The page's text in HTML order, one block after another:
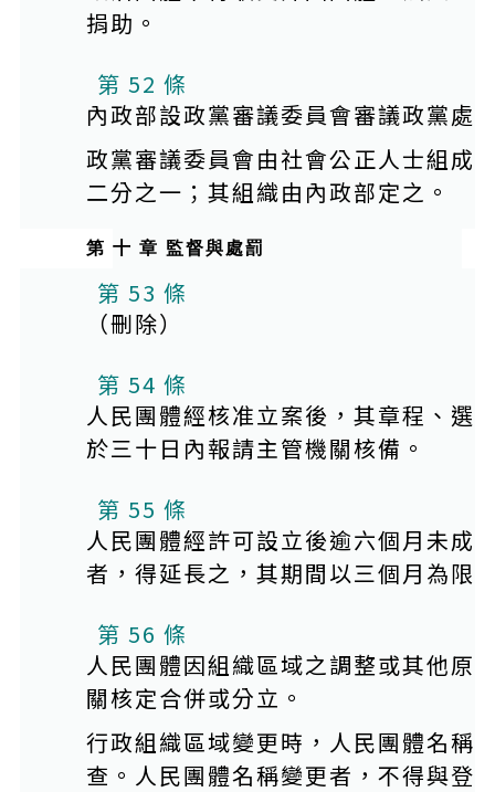
捐助。
第 52 條
內政部設政黨審議委員會審議政黨處
政黨審議委員會由社會公正人士組成
二分之一；其組織由內政部定之。
第 十 章 監督與處罰
第 53 條
（刪除）
第 54 條
人民團體經核准立案後，其章程、選
於三十日內報請主管機關核備。
第 55 條
人民團體經許可設立後逾六個月未成
者，得延長之，其期間以三個月為限
第 56 條
人民團體因組織區域之調整或其他原
關核定合併或分立。
行政組織區域變更時，人民團體名稱
查。人民團體名稱變更者，不得與登